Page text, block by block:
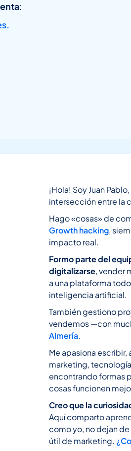
:
¡Hola! Soy Juan
intersección entre la
Hago «cosas» de
Growth hacking,
impacto real.
Formo parte del
digitalizarse, vender
a una plataforma
inteligencia artificial.
También gestiono
vendemos —con
Almería.
Me apasiona
marketing,
encontrando formas
cosas funcionen
Creo que la
Aquí comparto
como yo, no dejan
útil de marketing.